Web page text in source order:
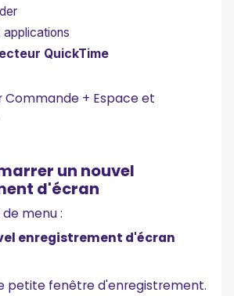
QuickTime
Commande + Espace et
un nouvel
d'écran
menu :
enregistrement d'écran
petite fenêtre d'enregistrement.